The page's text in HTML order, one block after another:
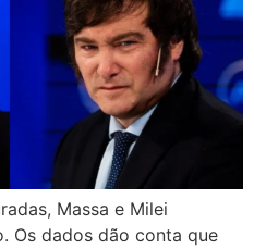
Massa e Milei
Os dados dão conta que